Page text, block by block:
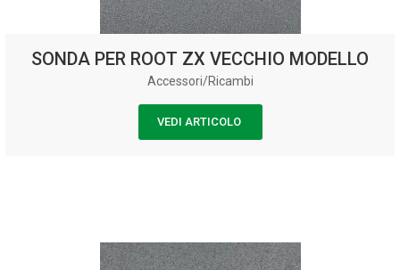
SONDA PER ROOT ZX VECCHIO MODELLO
Accessori/Ricambi
VEDI ARTICOLO